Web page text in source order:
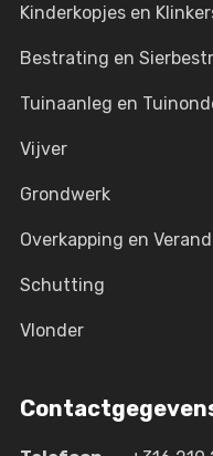
Kinderkopjes en
Bestrating en
Tuinaanleg en
Vijver
Grondwerk
Overkapping en
Schutting
Vlonder